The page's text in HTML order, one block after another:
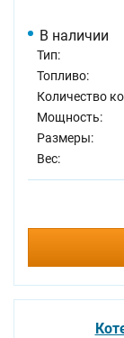
В наличии
Тип:
Топливо:
Количество
Мощность:
Размеры:
Вес: